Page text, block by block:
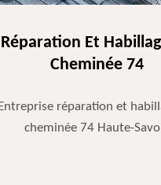
Réparation Et
Cheminée 74
Entreprise réparation et
cheminée 74 Haute-